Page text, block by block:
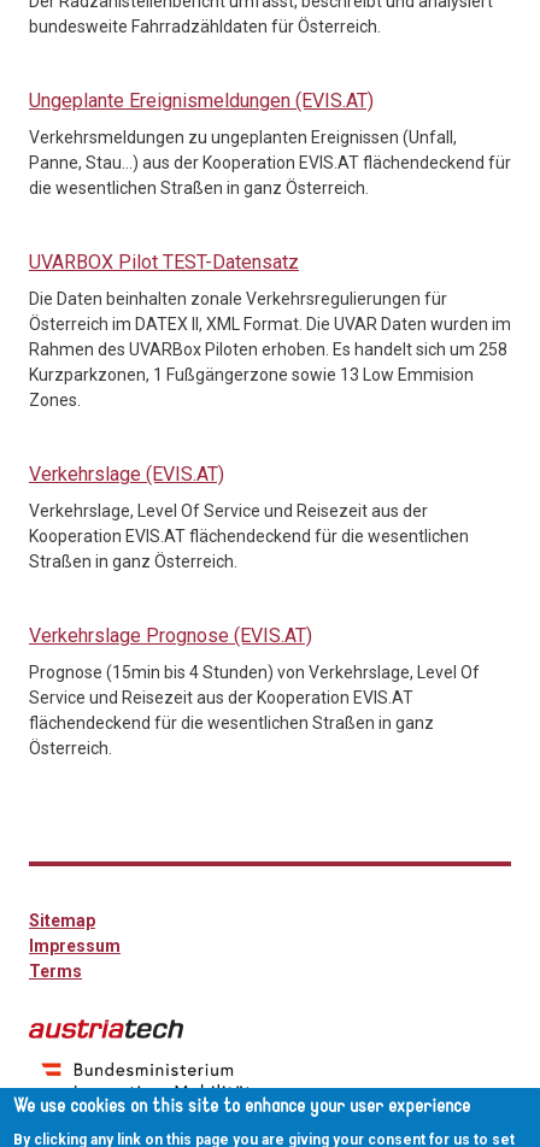
bundesweite Fahrradzähldaten für Österreich.
Ungeplante Ereignismeldungen (EVIS.AT)
Verkehrsmeldungen zu ungeplanten Ereignissen (Unfall,
Panne, Stau…) aus der Kooperation EVIS.AT flächendeckend für
die wesentlichen Straßen in ganz Österreich.
UVARBOX Pilot TEST-Datensatz
Die Daten beinhalten zonale Verkehrsregulierungen für
Österreich im DATEX II, XML Format. Die UVAR Daten wurden im
Rahmen des UVARBox Piloten erhoben. Es handelt sich um 258
Kurzparkzonen, 1 Fußgängerzone sowie 13 Low Emmision
Zones.
Verkehrslage (EVIS.AT)
Verkehrslage, Level Of Service und Reisezeit aus der
Kooperation EVIS.AT flächendeckend für die wesentlichen
Straßen in ganz Österreich.
Verkehrslage Prognose (EVIS.AT)
Prognose (15min bis 4 Stunden) von Verkehrslage, Level Of
Service und Reisezeit aus der Kooperation EVIS.AT
flächendeckend für die wesentlichen Straßen in ganz
Österreich.
Sitemap
Impressum
Terms
We use cookies on this site to enhance your user experience
By clicking any link on this page you are giving your consent for us to set